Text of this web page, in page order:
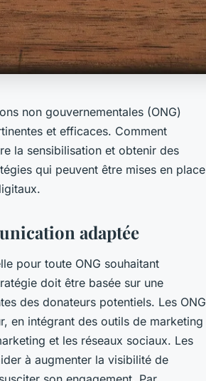
non gouvernementales (ONG)
et efficaces. Comment
la sensibilisation et obtenir des
qui peuvent être mises en place
adaptée
pour toute ONG souhaitant
doit être basée sur une
des donateurs potentiels. Les ONG
en intégrant des outils de marketing
et les réseaux sociaux. Les
à augmenter la visibilité de